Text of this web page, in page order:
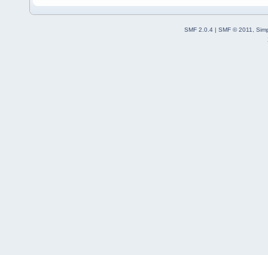
SMF 2.0.4 | SMF © 2011